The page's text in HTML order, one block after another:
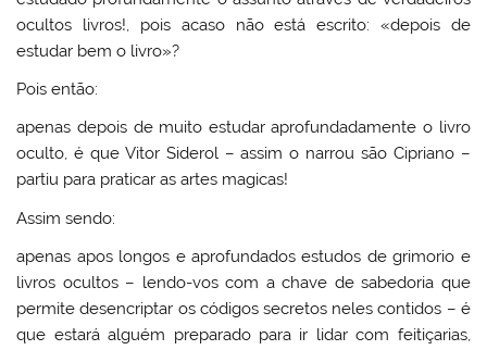
ocultos livros!, pois acaso não está escrito: «depois de
estudar bem o livro»?
Pois então:
apenas depois de muito estudar aprofundadamente o livro
oculto, é que Vitor Siderol – assim o narrou são Cipriano –
partiu para praticar as artes magicas!
Assim sendo:
apenas apos longos e aprofundados estudos de grimorio e
livros ocultos – lendo-vos com a chave de sabedoria que
permite desencriptar os códigos secretos neles contidos – é
que estará alguém preparado para ir lidar com feitiçarias,